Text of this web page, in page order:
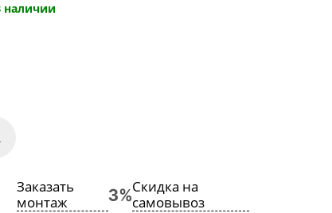
наличии
Заказать
монтаж
Скидка на
самовывоз